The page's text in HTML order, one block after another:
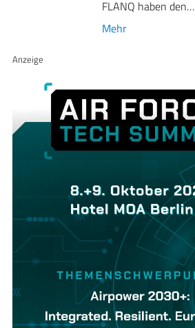
FLANQ haben den…
Mehr
Anzeige